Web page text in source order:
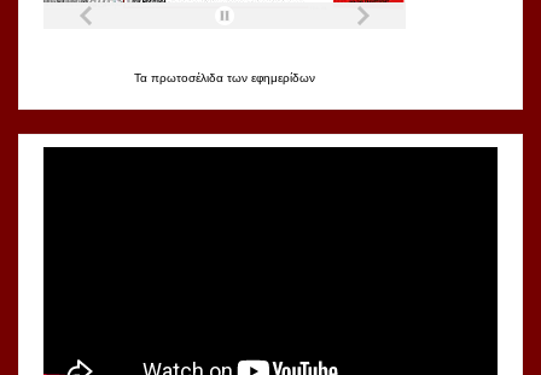
Τα πρωτοσέλιδα των εφημερίδων